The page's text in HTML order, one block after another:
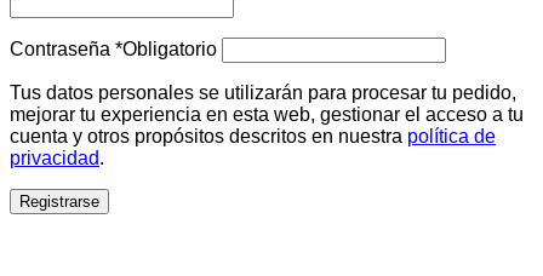
Contraseña *Obligatorio
Tus datos personales se utilizarán para procesar tu pedido,
mejorar tu experiencia en esta web, gestionar el acceso a tu
cuenta y otros propósitos descritos en nuestra política de
privacidad.
Registrarse